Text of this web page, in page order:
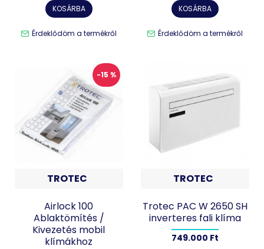
KOSÁRBA
Érdeklődöm a termékről
KOSÁRBA
Érdeklődöm a termékről
-15 %
TROTEC
Airlock 100
Ablaktömítés /
Kivezetés mobil
klímákhoz
TROTEC
Trotec PAC W 2650 SH
inverteres fali klíma
749.000 Ft